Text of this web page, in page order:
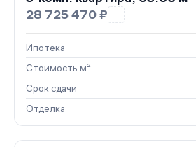
28 725 470 ₽
Ипотека
Стоимость м²
Срок сдачи
Отделка